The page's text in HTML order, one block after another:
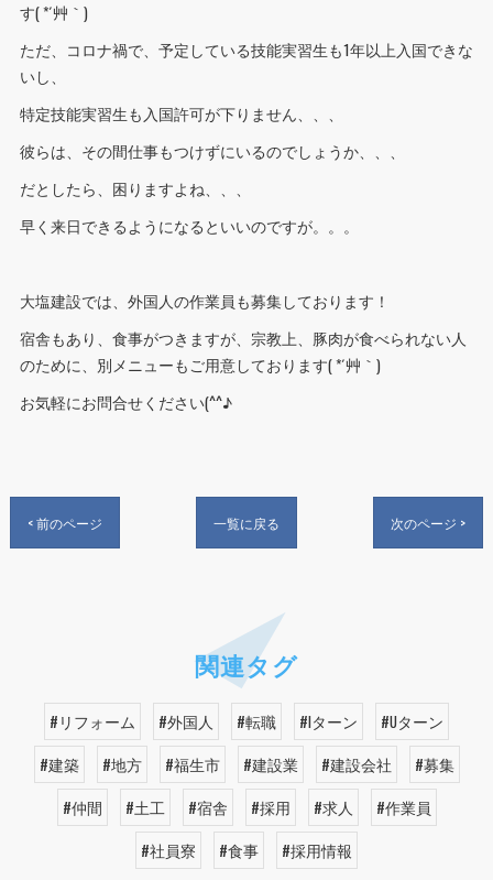
す( *´艸｀)
ただ、コロナ禍で、予定している技能実習生も1年以上入国できな
いし、
特定技能実習生も入国許可が下りません、、、
彼らは、その間仕事もつけずにいるのでしょうか、、、
だとしたら、困りますよね、、、
早く来日できるようになるといいのですが。。。
大塩建設では、外国人の作業員も募集しております！
宿舎もあり、食事がつきますが、宗教上、豚肉が食べられない人
のために、別メニューもご用意しております( *´艸｀)
お気軽にお問合せください(^^♪
< 前のページ 一覧に戻る 次のページ >
関連タグ
#リフォーム #外国人 #転職 #Iターン
#Uターン
#建築
#地方 #福生市 #建設業 #建設会社
#募集
#仲間
#土工 #宿舎 #採用 #求人
#作業員
#社員寮
#食事 #採用情報